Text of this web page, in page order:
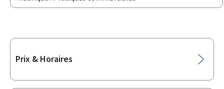
Sous-
Prix & Horaires